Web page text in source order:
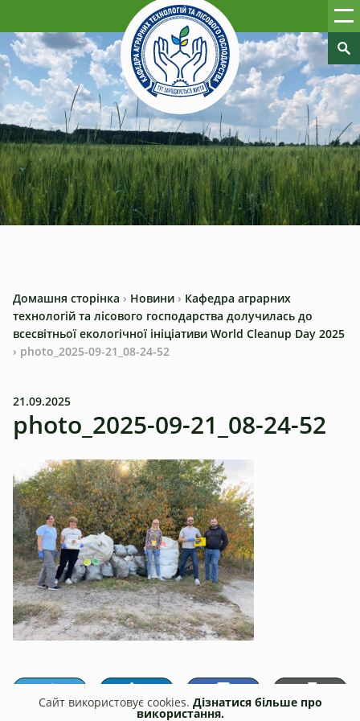
Домашня сторінка › Новини › Кафедра аграрних
технологій та лісового господарства долучилась до
всесвітньої екологічної ініціативи World Cleanup Day 2025
› photo_2025-09-21_08-24-52
21.09.2025
photo_2025-09-21_08-24-52
Сайт використовує cookies. Дізнатися більше про
використання.